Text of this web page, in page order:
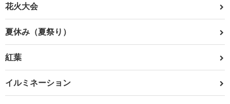
花火大会
夏休み（夏祭り）
紅葉
イルミネーション